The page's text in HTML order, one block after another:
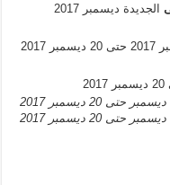
الجديدة ديسمبر 2017